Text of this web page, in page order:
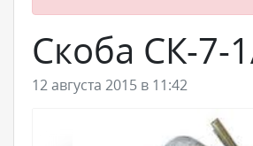
Скоба СК-7-
12 августа 2015 в 11:42